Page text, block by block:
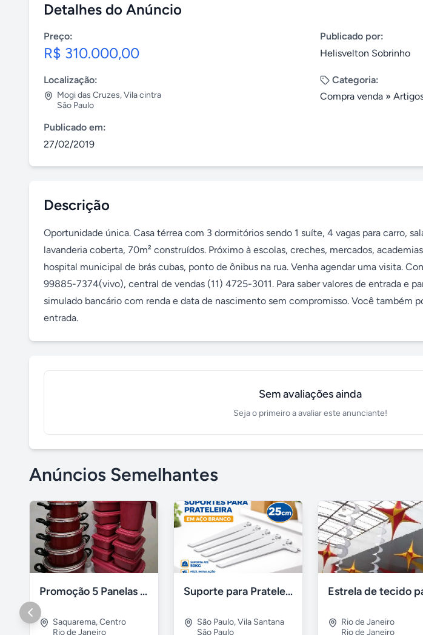
Detalhes do Anúncio
Preço:
R$ 310.000,00
Publicado por:
Helisvelton Sobrinho
Localização:
Mogi das Cruzes,Vila cintra
São Paulo
Categoria:
Compra venda »
Publicado em:
27/02/2019
Descrição
Oportunidade única. Casa térrea com 3 dormitórios sendo 1 suíte, 4 vagas para carro,
lavanderia coberta, 70m² construídos. Próximo à escolas, creches, mercados,
hospital municipal de brás cubas, ponto de ônibus na rua. Venha agendar uma visita.
99885-7374(vivo), central de vendas (11) 4725-3011. Para saber valores de entrada e
simulado bancário com renda e data de nascimento sem compromisso. Você também
entrada.
Sem avaliações ainda
Seja o primeiro a avaliar este anunciante!
Anúncios Semelhantes
Promoção 5 Panelas 10 Potes Multiuso
Saquarema,Centro
Rio de Janeiro
Suporte para Prateleira Fico 25cm Branco Aço – Novo
São Paulo,Vila Santana
São Paulo
Rio de Janeiro
Rio de Janeiro